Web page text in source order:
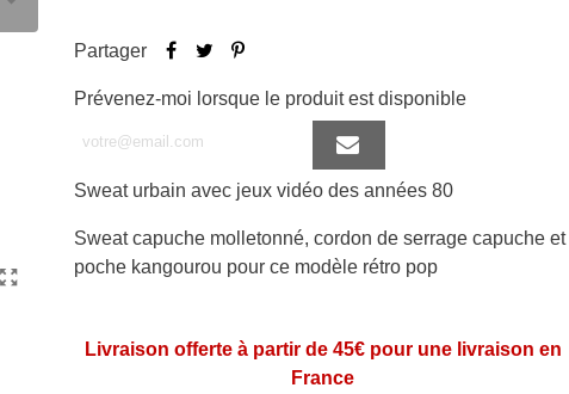
Partager
Prévenez-moi lorsque le produit est disponible
Sweat urbain avec jeux vidéo des années 80
Sweat capuche molletonné, cordon de serrage capuche et
poche kangourou pour ce modèle rétro pop
Livraison offerte à partir de 45€ pour une livraison en
France